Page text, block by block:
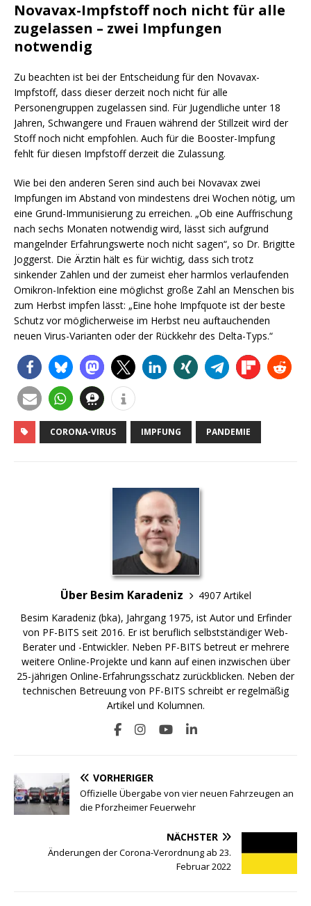
Novavax-Impfstoff noch nicht für alle
zugelassen – zwei Impfungen
notwendig
Zu beachten ist bei der Entscheidung für den Novavax-
Impfstoff, dass dieser derzeit noch nicht für alle
Personengruppen zugelassen sind. Für Jugendliche unter 18
Jahren, Schwangere und Frauen während der Stillzeit wird der
Stoff noch nicht empfohlen. Auch für die Booster-Impfung
fehlt für diesen Impfstoff derzeit die Zulassung.
Wie bei den anderen Seren sind auch bei Novavax zwei
Impfungen im Abstand von mindestens drei Wochen nötig, um
eine Grund-Immunisierung zu erreichen. „Ob eine Auffrischung
nach sechs Monaten notwendig wird, lässt sich aufgrund
mangelnder Erfahrungswerte noch nicht sagen“, so Dr. Brigitte
Joggerst. Die Ärztin hält es für wichtig, dass sich trotz
sinkender Zahlen und der zumeist eher harmlos verlaufenden
Omikron-Infektion eine möglichst große Zahl an Menschen bis
zum Herbst impfen lässt: „Eine hohe Impfquote ist der beste
Schutz vor möglicherweise im Herbst neu auftauchenden
neuen Virus-Varianten oder der Rückkehr des Delta-Typs.“
CORONA-VIRUS IMPFUNG PANDEMIE
Über Besim Karadeniz
4907 Artikel
Besim Karadeniz (bka), Jahrgang 1975, ist Autor und Erfinder
von PF-BITS seit 2016. Er ist beruflich selbstständiger Web-
Berater und -Entwickler. Neben PF-BITS betreut er mehrere
weitere Online-Projekte und kann auf einen inzwischen über
25-jährigen Online-Erfahrungsschatz zurückblicken. Neben der
technischen Betreuung von PF-BITS schreibt er regelmäßig
Artikel und Kolumnen.
VORHERIGER
Offizielle Übergabe von vier neuen Fahrzeugen an
die Pforzheimer Feuerwehr
NÄCHSTER
Änderungen der Corona-Verordnung ab 23.
Februar 2022